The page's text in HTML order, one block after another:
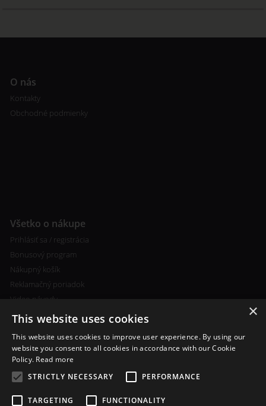
O nás
Kontakty
Obchodné podmienky
Všetko o nákupe
Prihlásiť sa / registrácia
Bonusový program
Nákupný košík
Reklamačný poriadok
Video návody
Ďalšie informácie
Ceny poštovného a spôsobu
×
This website uses cookies
This website uses cookies to improve user experience. By using our
website you consent to all cookies in accordance with our Cookie
Policy. Read more
STRICTLY NECESSARY
PERFORMANCE
TARGETING FUNCTIONALITY